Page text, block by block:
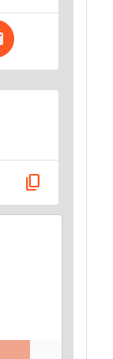
content_copy